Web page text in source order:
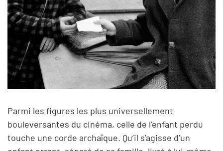
Parmi les figures les plus universellement
bouleversantes du cinéma, celle de l’enfant perdu
touche une corde archaïque. Qu’il s’agisse d’un